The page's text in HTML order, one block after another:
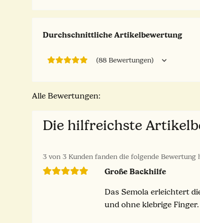
Durchschnittliche Artikelbewertung
(88 Bewertungen)
Alle Bewertungen:
Die hilfreichste
3 von 3 Kunden fanden die folgende Bewertung
Große Backhilfe
Das Semola erleichtert
und ohne klebrige